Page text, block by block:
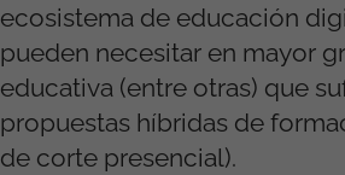
ecosistema de educación
pueden necesitar en mayor
educativa (entre otras) que
propuestas híbridas de
de corte presencial).